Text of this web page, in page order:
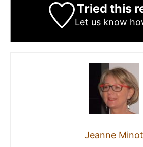
Tried this
Let us know
Jeanne Minot